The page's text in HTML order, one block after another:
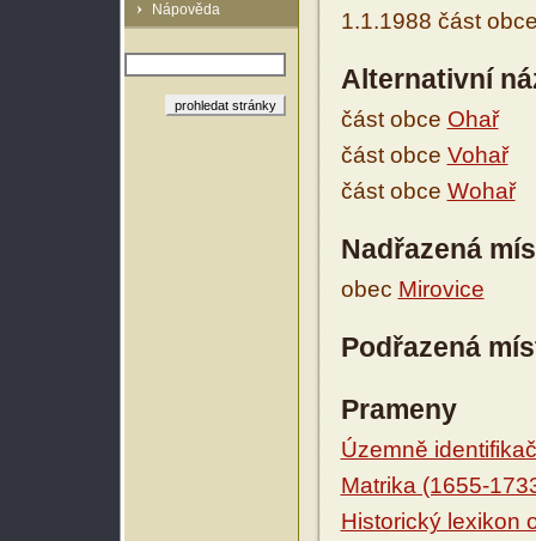
Nápověda
1.1.1988 část
Alternativní
část obce Ohař
část obce Vohař
část obce Wohař
Nadřazená
obec Mirovice
Podřazená
Prameny
Územně
Matrika (1655-
Historický lexikon